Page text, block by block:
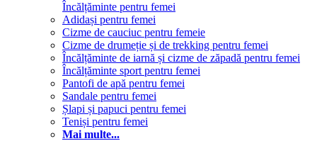
Încălțăminte pentru femei
Adidași pentru femei
Cizme de cauciuc pentru femeie
Cizme de drumeție și de trekking pentru femei
Încălțăminte de iarnă și cizme de zăpadă pentru femei
Încălțăminte sport pentru femei
Pantofi de apă pentru femei
Sandale pentru femei
Șlapi și papuci pentru femei
Teniși pentru femei
Mai multe...